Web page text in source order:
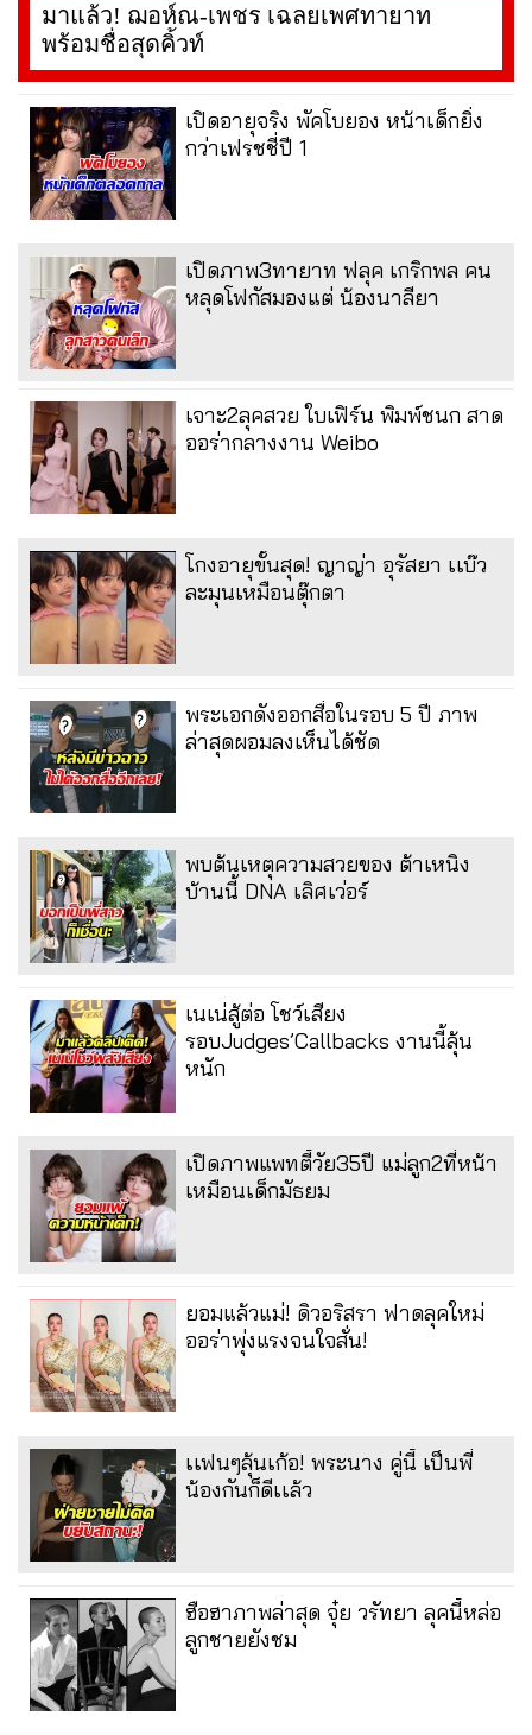
มาแล้ว! ฌอห์ณ-เพชร เฉลยเพศทายาท
พร้อมชื่อสุดคิ้วท์
เปิดอายุจริง พัคโบยอง หน้าเด็กยิ่ง
กว่าเฟรชชี่ปี 1
เปิดภาพ3ทายาท ฟลุค เกริกพล คน
หลุดโฟกัสมองแต่ น้องนาลียา
เจาะ2ลุคสวย ใบเฟิร์น พิมพ์ชนก สาด
ออร่ากลางงาน Weibo
โกงอายุขั้นสุด! ญาญ่า อุรัสยา เเบ๊ว
ละมุนเหมือนตุ๊กตา
พระเอกดังออกสื่อในรอบ 5 ปี ภาพ
ล่าสุดผอมลงเห็นได้ชัด
พบต้นเหตุความสวยของ ต้าเหนิง
บ้านนี้ DNA เลิศเว่อร์
เนเน่สู้ต่อ โชว์เสียง
รอบJudges’Callbacks งานนี้ลุ้น
หนัก
เปิดภาพแพทตี้วัย35ปี แม่ลูก2ที่หน้า
เหมือนเด็กมัธยม
ยอมแล้วแม่! ดิวอริสรา ฟาดลุคใหม่
ออร่าพุ่งแรงจนใจสั่น!
เเฟนๆลุ้นเก้อ! พระนาง คู่นี้ เป็นพี่
น้องกันก็ดีเเล้ว
ฮือฮาภาพล่าสุด จุ๋ย วรัทยา ลุคนี้หล่อ
ลูกชายยังชม